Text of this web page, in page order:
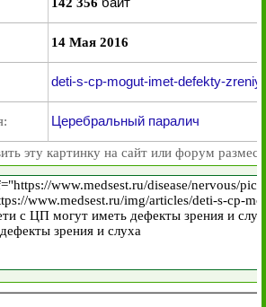
14 Мая 2016
deti-s-cp-mogut-imet-defekty-
Церебральный паралич
эту картинку на сайт или форум